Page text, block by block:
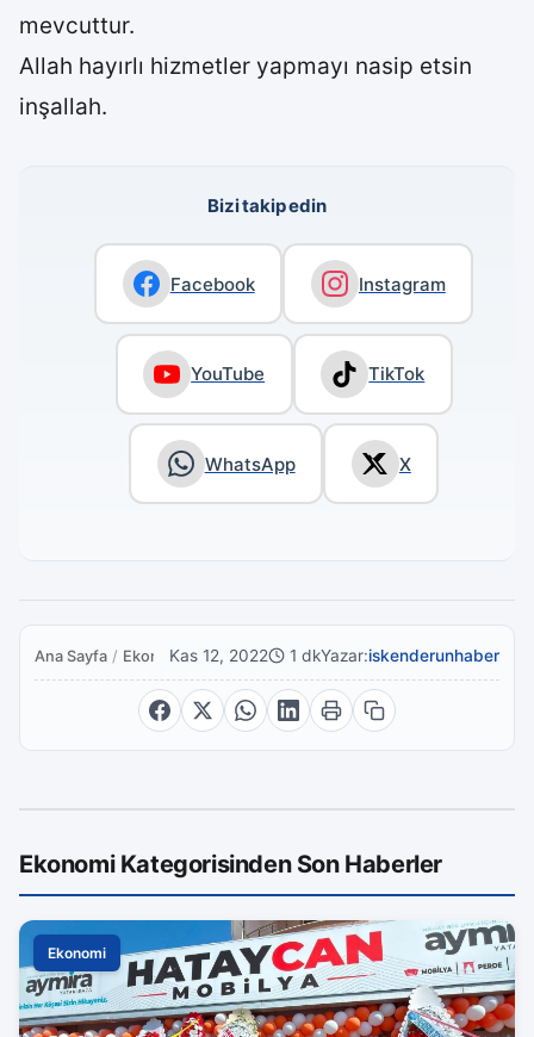
mevcuttur.
Allah hayırlı hizmetler yapmayı nasip etsin
inşallah.
Bizi takip edin
Facebook Instagram
YouTube TikTok
WhatsApp X
Ana Sayfa / EkonomiKas 12, 2022 1 dkYazar:iskenderunhaber
Ekonomi Kategorisinden Son Haberler
Ekonomi